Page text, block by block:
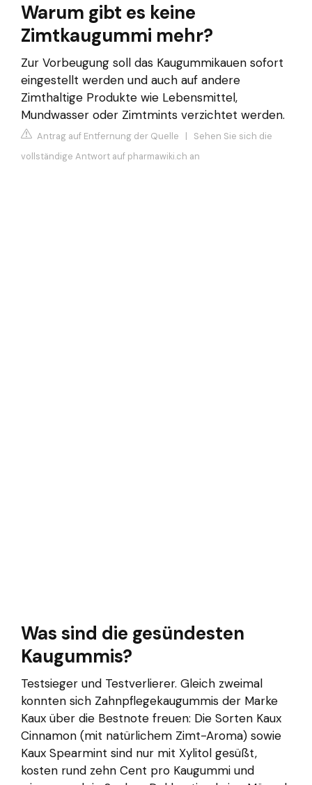
Warum gibt es keine
Zimtkaugummi mehr?
Zur Vorbeugung soll das Kaugummikauen sofort
eingestellt werden und auch auf andere
Zimthaltige Produkte wie Lebensmittel,
Mundwasser oder Zimtmints verzichtet werden.
Antrag auf Entfernung der Quelle | Sehen Sie sich die
vollständige Antwort auf pharmawiki.ch an
Was sind die gesündesten
Kaugummis?
Testsieger und Testverlierer. Gleich zweimal
konnten sich Zahnpflegekaugummis der Marke
Kaux über die Bestnote freuen: Die Sorten Kaux
Cinnamon (mit natürlichem Zimt-Aroma) sowie
Kaux Spearmint sind nur mit Xylitol gesüßt,
kosten rund zehn Cent pro Kaugummi und